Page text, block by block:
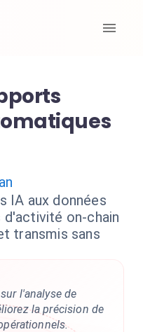
IA aux données
on-chain
transmis sans
l'analyse de
la précision de